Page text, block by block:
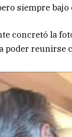
siempre
concretó la
poder reunirse